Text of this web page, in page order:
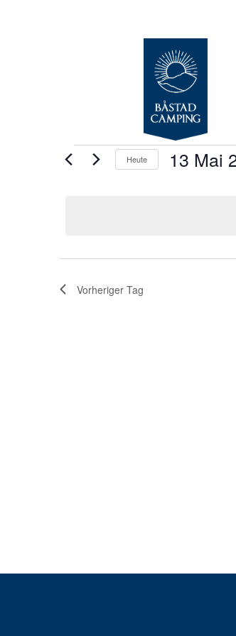
Veranstaltungen
Heute 13 Mai
Vorheriger Tag